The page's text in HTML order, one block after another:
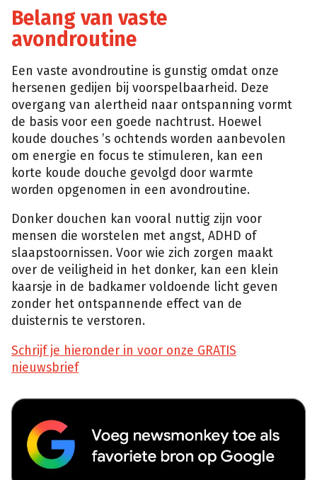
Belang van vaste
avondroutine
Een vaste avondroutine is gunstig omdat onze
hersenen gedijen bij voorspelbaarheid. Deze
overgang van alertheid naar ontspanning vormt
de basis voor een goede nachtrust. Hoewel
koude douches ’s ochtends worden aanbevolen
om energie en focus te stimuleren, kan een
korte koude douche gevolgd door warmte
worden opgenomen in een avondroutine.
Donker douchen kan vooral nuttig zijn voor
mensen die worstelen met angst, ADHD of
slaapstoornissen. Voor wie zich zorgen maakt
over de veiligheid in het donker, kan een klein
kaarsje in de badkamer voldoende licht geven
zonder het ontspannende effect van de
duisternis te verstoren.
Schrijf je hieronder in voor onze GRATIS
nieuwsbrief